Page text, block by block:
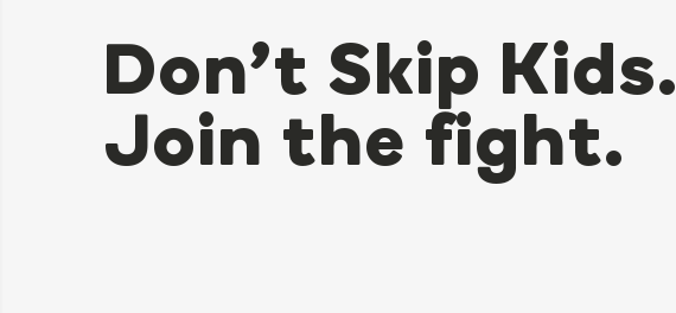
Don’t Skip Kids.
Join the fight.